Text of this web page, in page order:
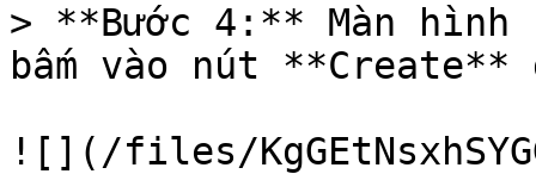
> **Bước 4:** Màn hình
bấm vào nút
![](/files/